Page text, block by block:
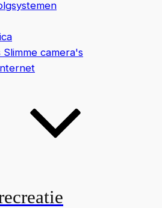
Slimme camera's